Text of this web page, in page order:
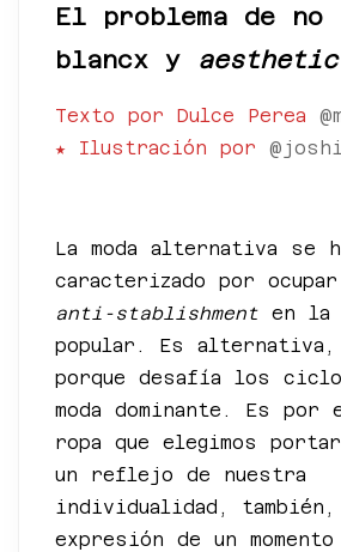
El problema de no
blancx y aesthetic
Texto por Dulce Perea
★ Ilustración por
La moda alternativa se
caracterizado por
anti-stablishment en la
popular. Es alternativa,
porque desafía los
moda dominante. Es
ropa que elegimos
un reflejo de nuestra
individualidad, también,
expresión de un